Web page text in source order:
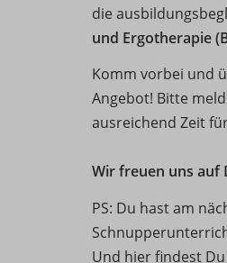
die
und Ergotherapie
Komm vorbei und
Angebot! Bitte
ausreichend Zeit
Wir freuen uns auf
PS: Du hast am
Und hier findest